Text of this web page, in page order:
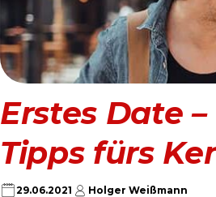
Erstes Date
Tipps fürs
29.06.2021 Holger Weißmann